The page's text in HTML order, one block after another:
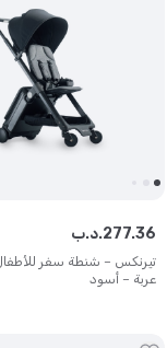
تيرنكس – شنطة سفر
عربة – أسود
د.ب.277.36